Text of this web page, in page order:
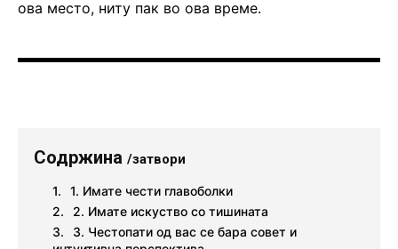
ова место, ниту пак во ова време.
Содржина /затвори
1. Имате чести главоболки
2. Имате искуство со тишината
3. Честопати од вас се бара совет и